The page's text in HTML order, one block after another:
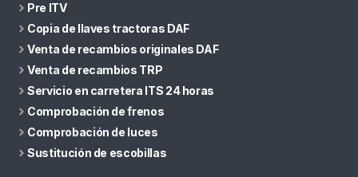
Pre ITV
Copia de llaves tractoras DAF
Venta de recambios originales DAF
Venta de recambios TRP
Servicio en carretera ITS 24 horas
Comprobación de frenos
Comprobación de luces
Sustitución de escobillas